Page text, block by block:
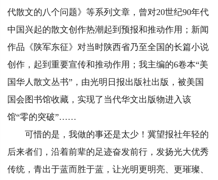
代散文的八个问题》等系列文章，曾对20世纪90年代
中国兴起的散文创作热潮起到预报和推动作用；新闻
作品《陕军东征》对当时陕西省乃至全国的长篇小说
创作，起到重要宣传和推动作用；我主编的6卷本“美
国华人散文丛书”，由光明日报出版社出版，被美国
国会图书馆收藏，实现了当代华文出版物进入该
馆“零的突破”……
可惜的是，我做的事还是太少！冀望报社年轻的
后来者们，沿着前辈的足迹奋发前行，发扬光大优秀
传统，青出于蓝而胜于蓝，让光明更明亮、更璀璨、